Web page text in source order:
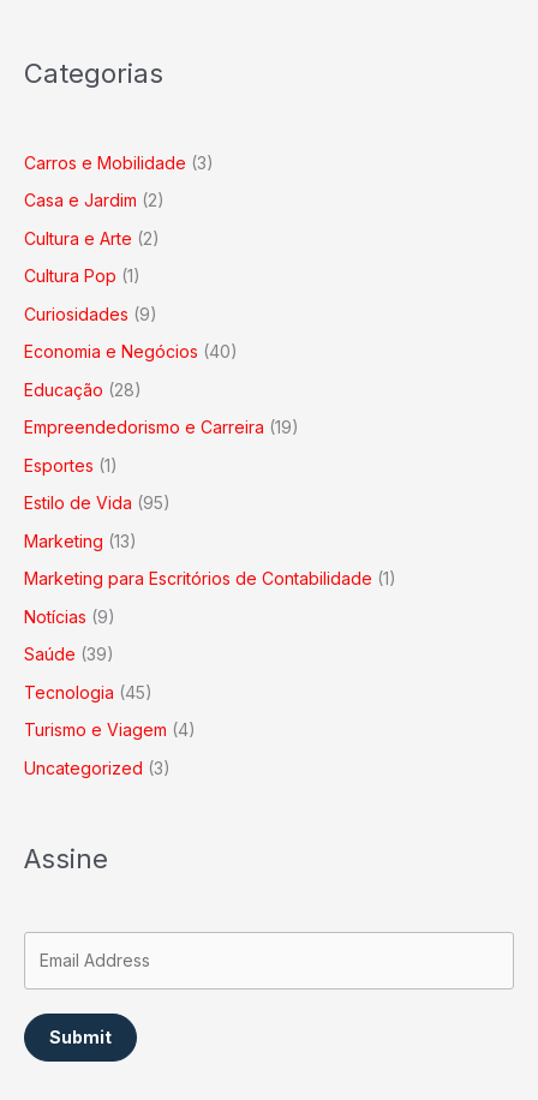
Categorias
Carros e Mobilidade (3)
Casa e Jardim (2)
Cultura e Arte (2)
Cultura Pop (1)
Curiosidades (9)
Economia e Negócios (40)
Educação (28)
Empreendedorismo e Carreira (19)
Esportes (1)
Estilo de Vida (95)
Marketing (13)
Marketing para Escritórios de Contabilidade (1)
Notícias (9)
Saúde (39)
Tecnologia (45)
Turismo e Viagem (4)
Uncategorized (3)
Assine
Submit